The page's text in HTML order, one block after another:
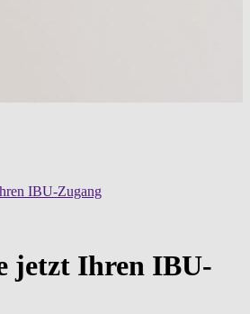
IBU-Zugang
jetzt Ihren IBU-